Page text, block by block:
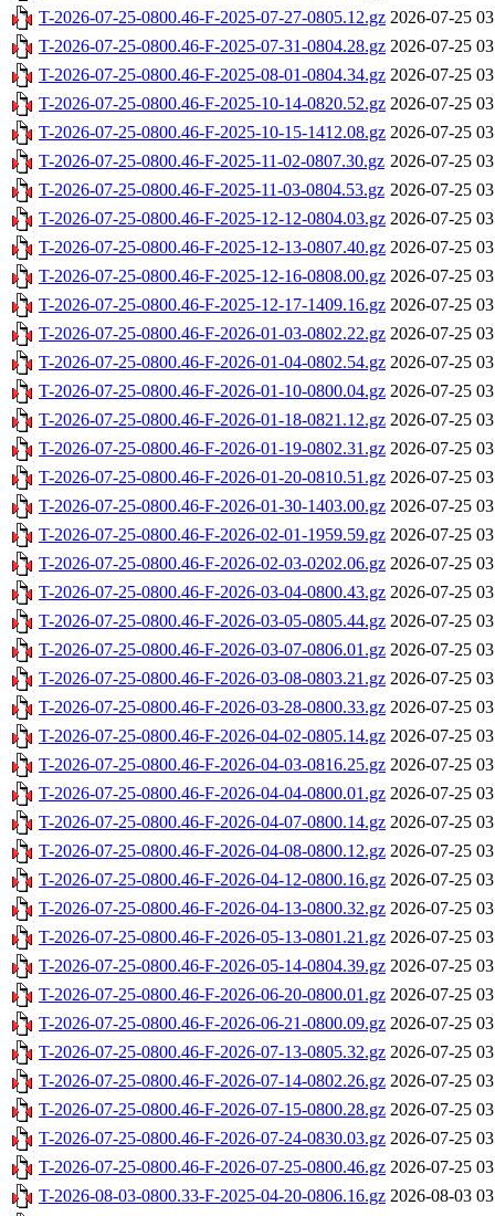
T-2026-07-25-0800.46-F-2025-07-27-0805.12.gz 2026-07-25
T-2026-07-25-0800.46-F-2025-07-31-0804.28.gz 2026-07-25
T-2026-07-25-0800.46-F-2025-08-01-0804.34.gz 2026-07-25
T-2026-07-25-0800.46-F-2025-10-14-0820.52.gz 2026-07-25
T-2026-07-25-0800.46-F-2025-10-15-1412.08.gz 2026-07-25
T-2026-07-25-0800.46-F-2025-11-02-0807.30.gz 2026-07-25
T-2026-07-25-0800.46-F-2025-11-03-0804.53.gz 2026-07-25
T-2026-07-25-0800.46-F-2025-12-12-0804.03.gz 2026-07-25
T-2026-07-25-0800.46-F-2025-12-13-0807.40.gz 2026-07-25
T-2026-07-25-0800.46-F-2025-12-16-0808.00.gz 2026-07-25
T-2026-07-25-0800.46-F-2025-12-17-1409.16.gz 2026-07-25
T-2026-07-25-0800.46-F-2026-01-03-0802.22.gz 2026-07-25
T-2026-07-25-0800.46-F-2026-01-04-0802.54.gz 2026-07-25
T-2026-07-25-0800.46-F-2026-01-10-0800.04.gz 2026-07-25
T-2026-07-25-0800.46-F-2026-01-18-0821.12.gz 2026-07-25
T-2026-07-25-0800.46-F-2026-01-19-0802.31.gz 2026-07-25
T-2026-07-25-0800.46-F-2026-01-20-0810.51.gz 2026-07-25
T-2026-07-25-0800.46-F-2026-01-30-1403.00.gz 2026-07-25
T-2026-07-25-0800.46-F-2026-02-01-1959.59.gz 2026-07-25
T-2026-07-25-0800.46-F-2026-02-03-0202.06.gz 2026-07-25
T-2026-07-25-0800.46-F-2026-03-04-0800.43.gz 2026-07-25
T-2026-07-25-0800.46-F-2026-03-05-0805.44.gz 2026-07-25
T-2026-07-25-0800.46-F-2026-03-07-0806.01.gz 2026-07-25
T-2026-07-25-0800.46-F-2026-03-08-0803.21.gz 2026-07-25
T-2026-07-25-0800.46-F-2026-03-28-0800.33.gz 2026-07-25
T-2026-07-25-0800.46-F-2026-04-02-0805.14.gz 2026-07-25
T-2026-07-25-0800.46-F-2026-04-03-0816.25.gz 2026-07-25
T-2026-07-25-0800.46-F-2026-04-04-0800.01.gz 2026-07-25
T-2026-07-25-0800.46-F-2026-04-07-0800.14.gz 2026-07-25
T-2026-07-25-0800.46-F-2026-04-08-0800.12.gz 2026-07-25
T-2026-07-25-0800.46-F-2026-04-12-0800.16.gz 2026-07-25
T-2026-07-25-0800.46-F-2026-04-13-0800.32.gz 2026-07-25
T-2026-07-25-0800.46-F-2026-05-13-0801.21.gz 2026-07-25
T-2026-07-25-0800.46-F-2026-05-14-0804.39.gz 2026-07-25
T-2026-07-25-0800.46-F-2026-06-20-0800.01.gz 2026-07-25
T-2026-07-25-0800.46-F-2026-06-21-0800.09.gz 2026-07-25
T-2026-07-25-0800.46-F-2026-07-13-0805.32.gz 2026-07-25
T-2026-07-25-0800.46-F-2026-07-14-0802.26.gz 2026-07-25
T-2026-07-25-0800.46-F-2026-07-15-0800.28.gz 2026-07-25
T-2026-07-25-0800.46-F-2026-07-24-0830.03.gz 2026-07-25
T-2026-07-25-0800.46-F-2026-07-25-0800.46.gz 2026-07-25
T-2026-08-03-0800.33-F-2025-04-20-0806.16.gz 2026-08-03